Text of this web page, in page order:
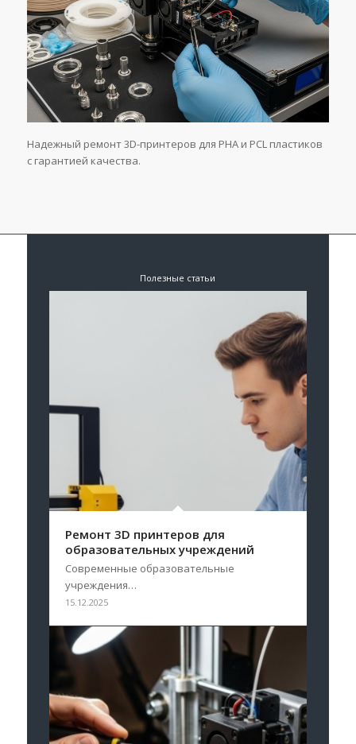
Надежный ремонт 3D-принтеров для PHA и PCL пластиков
с гарантией качества.
Полезные статьи
Ремонт 3D принтеров для
образовательных учреждений
Современные образовательные
учреждения…
15.12.2025